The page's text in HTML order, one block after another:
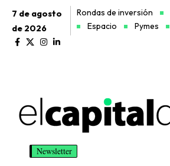
7 de agosto
de 2026
Rondas de inversión
Espacio
Pymes
Newsletter